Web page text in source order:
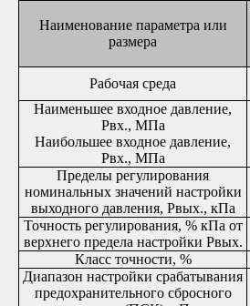
Наименование параметра или
размера
Рабочая среда
Наименьшее входное давление,
Рвх., МПа
Наибольшее входное давление,
Рвх., МПа
Пределы регулирования
номинальных значений настройки
выходного давления, Рвых., кПа
Точность регулирования, % кПа от
верхнего предела настройки Рвых.
Класс точности, %
Диапазон настройки срабатывания
предохранительного сбросного